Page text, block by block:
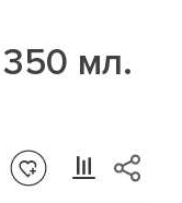
мл.